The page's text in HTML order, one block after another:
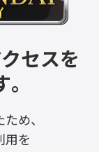
セスを
め、
用を